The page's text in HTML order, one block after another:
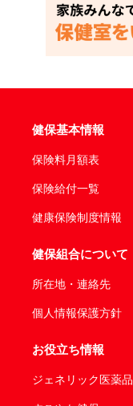
健保基本情報
保険料月額表
保険給付一覧
健康保険制度情報
健保組合について
所在地・連絡先
個人情報保護方針
お役立ち情報
ジェネリック医薬品